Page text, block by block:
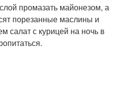
промазать майонезом, а
порезанные маслины и
салат с курицей на ночь в